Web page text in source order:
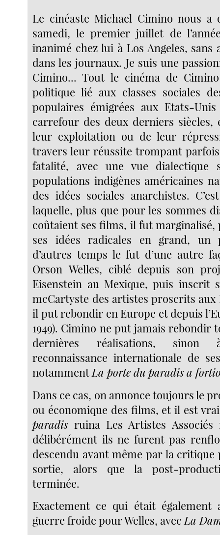
Le cinéaste Michael Cimino nous a
samedi, le premier juillet de
inanimé chez lui à Los Angeles,
dans les journaux. Je suis une
Cimino... Tout le cinéma de
politique lié aux classes sociales
populaires émigrées aux Etats-Unis
carrefour des deux derniers siècles,
leur exploitation ou de leur
travers leur réussite trompant
fatalité, avec une vue
populations indigènes américaines
des idées sociales anarchistes.
laquelle, plus que pour les sommes
coûtaient ses films, il fut marginalisé,
ses idées radicales en grand, un
d’autres temps le fut d’une autre
Orson Welles, ciblé depuis son
Eisenstein au Mexique, puis inscrit
mcCartyste des artistes proscrits aux
il put rebondir en Europe et depuis
1949). Cimino ne put jamais rebondir
dernières réalisations,
reconnaissance internationale de
notammentLa porte du paradis a
Dans ce cas, on annonce toujours le
ou économique des films, et il est
paradis ruina Les Artistes
délibérément ils ne furent pas
descendu avant même par la
sortie, alors que la post-
terminée.
Exactement ce qui était également
guerre froide pour Welles, avecLa